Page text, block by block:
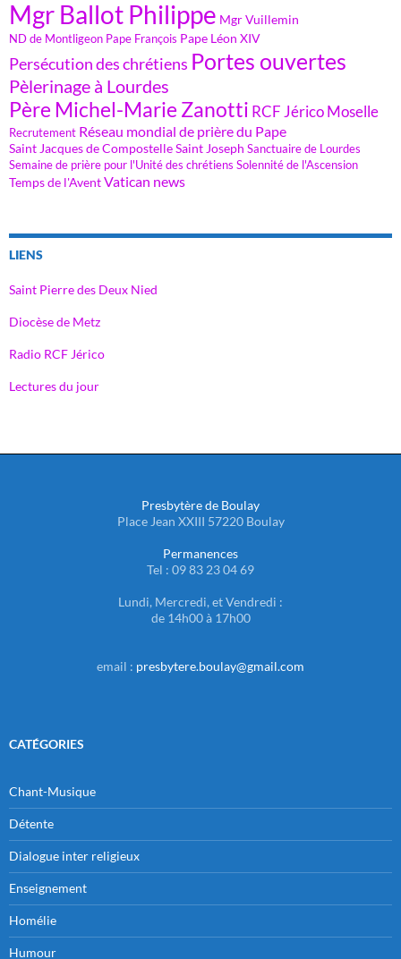
Mgr Ballot Philippe Mgr Vuillemin
ND de Montligeon Pape François Pape Léon XIV
Persécution des chrétiens Portes ouvertes
Pèlerinage à Lourdes
Père Michel-Marie Zanotti RCF Jérico Moselle
Recrutement Réseau mondial de prière du Pape
Saint Jacques de CompostelleSaint Joseph Sanctuaire de Lourdes
Semaine de prière pour l'Unité des chrétiens Solennité de l'Ascension
Temps de l'AventVatican news
LIENS
Saint Pierre des Deux Nied
Diocèse de Metz
Radio RCF Jérico
Lectures du jour
Presbytère de Boulay
Place Jean XXIII 57220 Boulay
Permanences
Tel : 09 83 23 04 69
Lundi, Mercredi, et Vendredi :
de 14h00 à 17h00
email : presbytere.boulay@gmail.com
CATÉGORIES
Chant-Musique
Détente
Dialogue inter religieux
Enseignement
Homélie
Humour